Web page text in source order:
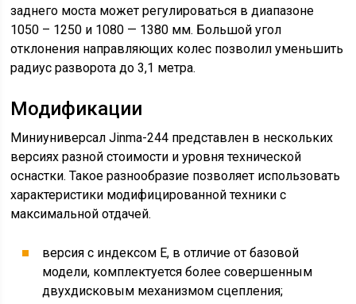
заднего моста может регулироваться в диапазоне
1050 – 1250 и 1080 — 1380 мм. Большой угол
отклонения направляющих колес позволил уменьшить
радиус разворота до 3,1 метра.
Модификации
Миниуниверсал Jinma-244 представлен в нескольких
версиях разной стоимости и уровня технической
оснастки. Такое разнообразие позволяет использовать
характеристики модифицированной техники с
максимальной отдачей.
версия с индексом Е, в отличие от базовой
модели, комплектуется более совершенным
двухдисковым механизмом сцепления;